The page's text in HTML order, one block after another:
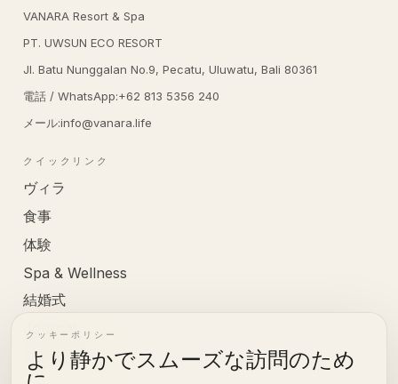
クッキーポリシー
より静かでスムーズな訪問のため
VANARA Resort & Spa
PT. UWSUN ECO RESORT
Jl. Batu Nunggalan No.9, Pecatu, Uluwatu, Bali 80361
電話 / WhatsApp:+62 813 5356 240
メール:info@vanara.life
クイックリンク
ヴィラ
食事
体験
Spa & Wellness
結婚式
Journal
お問い合わせ